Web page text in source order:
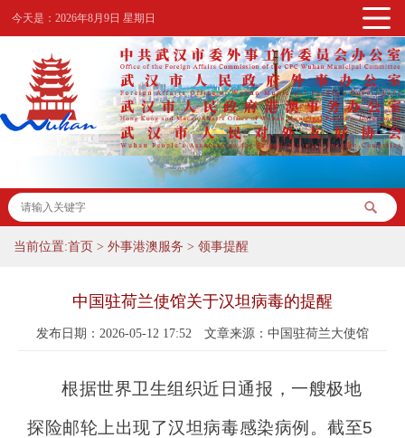
今天是：2026年8月9日 星期日
当前位置:首页 > 外事港澳服务 > 领事提醒
中国驻荷兰使馆关于汉坦病毒的提醒
发布日期：2026-05-12 17:52 文章来源：中国驻荷兰大使馆
根据世界卫生组织近日通报，一艘极地
探险邮轮上出现了汉坦病毒感染病例。截至5